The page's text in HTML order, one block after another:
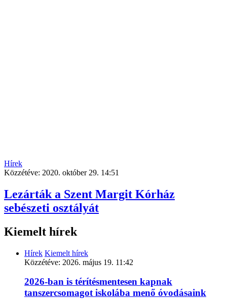
Hírek
Közzétéve: 2020. október 29. 14:51
Lezárták a Szent Margit Kórház
sebészeti osztályát
Kiemelt hírek
Hírek Kiemelt hírek
Közzétéve: 2026. május 19. 11:42
2026-ban is térítésmentesen kapnak
tanszercsomagot iskolába menő óvodásaink